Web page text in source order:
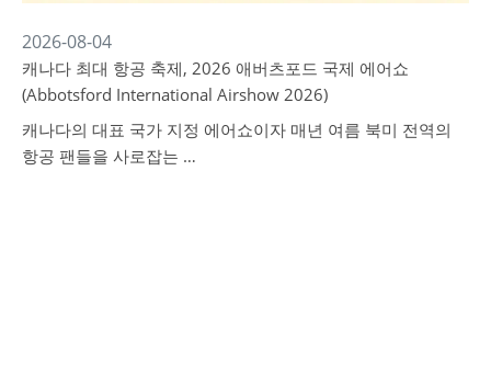
2026-08-04
캐나다 최대 항공 축제, 2026 애버츠포드 국제 에어쇼
(Abbotsford International Airshow 2026)
캐나다의 대표 국가 지정 에어쇼이자 매년 여름 북미 전역의
항공 팬들을 사로잡는 …